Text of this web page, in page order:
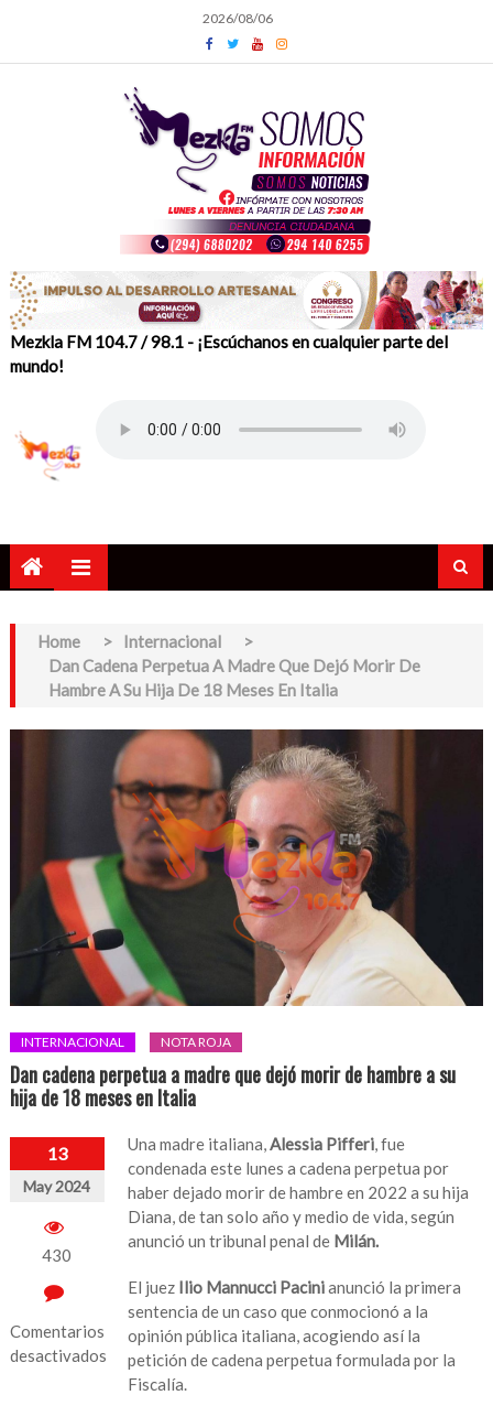
content
2026/08/06
Mezkla FM 104.7 / 98.1 - ¡Escúchanos en cualquier parte del
mundo!
Home > Internacional
>
Dan Cadena Perpetua A Madre Que Dejó Morir De
Hambre A Su Hija De 18 Meses En Italia
INTERNACIONAL NOTA ROJA
Dan cadena perpetua a madre que dejó morir de hambre a su
hija de 18 meses en Italia
13
May 2024
430
Comentarios
desactivados
Una madre italiana, Alessia Pifferi , fue
condenada este lunes a cadena perpetua por
haber dejado morir de hambre en 2022 a su hija
Diana, de tan solo año y medio de vida, según
anunció un tribunal penal de Milán.
El juez Ilio Mannucci Pacinianunció la primera
sentencia de un caso que conmocionó a la
opinión pública italiana, acogiendo así la
petición de cadena perpetua formulada por la
Fiscalía.